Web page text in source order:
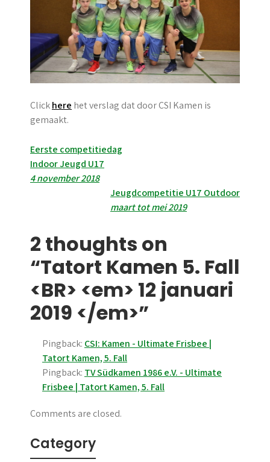
Clickhere het verslag dat door CSI Kamen is
gemaakt.
Post
navigation
Eerste competitiedag
Indoor Jeugd U17
4 november 2018
Jeugdcompetitie U17 Outdoor
maart tot mei 2019
2 thoughts on
“Tatort Kamen 5. Fall
<BR> <em> 12 januari
2019 </em>”
Pingback: CSI: Kamen - Ultimate Frisbee |
Tatort Kamen, 5. Fall
Pingback: TV Südkamen 1986 e.V. - Ultimate
Frisbee | Tatort Kamen, 5. Fall
Comments are closed.
Category